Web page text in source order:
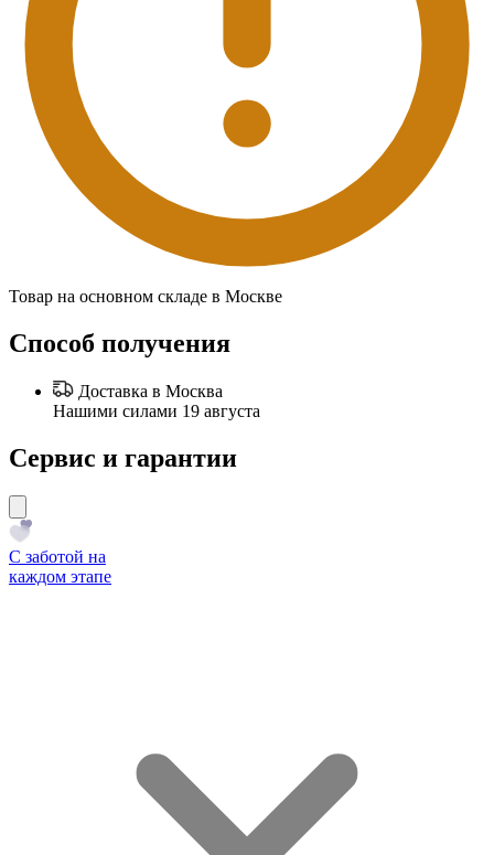
Товар на основном складе в Москве
Способ получения
Доставка в Москва
Нашими силами 19 августа
Сервис и гарантии
С заботой на
каждом этапе